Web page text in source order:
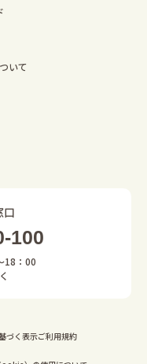
いて
口
100
18：00
づく表示ご利用規約